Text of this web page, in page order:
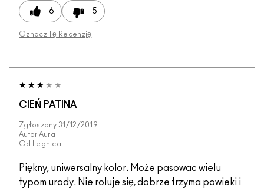
6 5
Oznacz Tę Recenzję
CIEŃ PATINA
Zgłoszony 31/12/2019
Autor Aura
Od
Legnica
Piękny, uniwersalny kolor. Może pasowac wielu
typom urody. Nie roluje się, dobrze trzyma powieki i